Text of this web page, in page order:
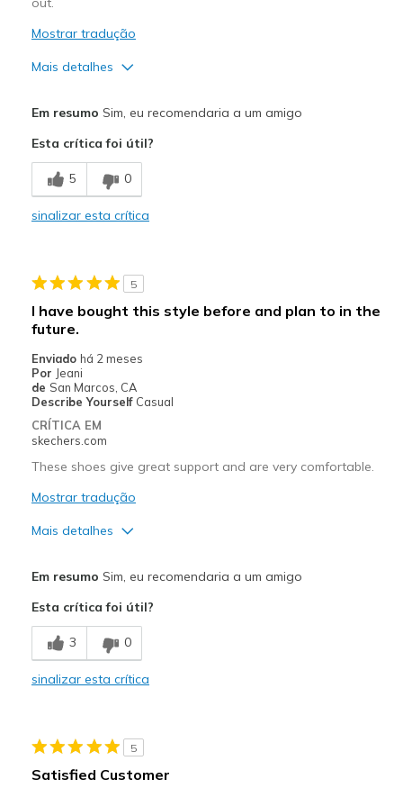
Mostrar tradução
Mais detalhes
Comfortable
Stylish
Special Occasions
Width
Sizing
View On Shoes
Em resumo Sim, eu recomendaria a um amigo
Esta crítica foi útil?
5 0
sinalizar esta crítica
5
I have bought this style before and plan to in the
future.
Enviado há 2 meses
Por Jeani
de San Marcos, CA
Describe Yourself Casual
CRÍTICA EM
skechers.com
These shoes give great support and are very comfortable.
Mostrar tradução
Mais detalhes
Comfortable
Stylish
Travel
Em resumo Sim, eu recomendaria a um amigo
Esta crítica foi útil?
3 0
sinalizar esta crítica
5
Satisfied Customer